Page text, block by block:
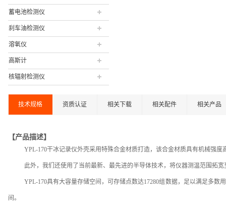
蓄电池检测仪
刹车油检测仪
溶氧仪
高斯计
核辐射检测仪
技术规格 资质认证 相关下载 相关配件 相关产品
【产品描述】
YPL-170干冰记录仪外壳采用特殊合金材质打造，该合金材质具有机械强
此外，我们还使用了当前最新、最先进的半导体技术，将仪器测温范围拓
YPL-170具有大容量存储空间，可存储点数达17280组数据，足以满足多
间。